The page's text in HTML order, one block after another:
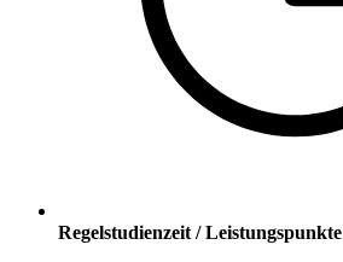
Regelstudienzeit / Leistungspunkte